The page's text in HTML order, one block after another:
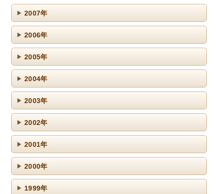
2007年
2006年
2005年
2004年
2003年
2002年
2001年
2000年
1999年